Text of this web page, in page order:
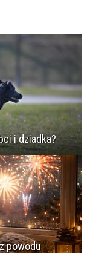
i dziadka?
powodu